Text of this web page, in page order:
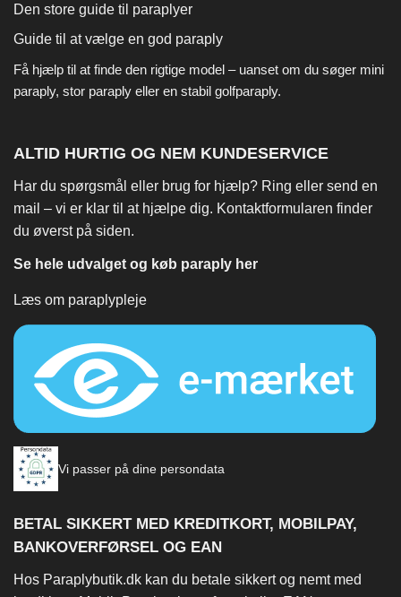
Den store guide til paraplyer
Guide til at vælge en god paraply
Få hjælp til at finde den rigtige model – uanset om du søger mini
paraply, stor paraply eller en stabil golfparaply.
ALTID HURTIG OG NEM KUNDESERVICE
Har du spørgsmål eller brug for hjælp? Ring eller send en
mail – vi er klar til at hjælpe dig. Kontaktformularen finder
du øverst på siden.
Se hele udvalget og køb paraply her
Læs om paraplypleje
Vi passer på dine persondata
BETAL SIKKERT MED KREDITKORT, MOBILPAY,
BANKOVERFØRSEL OG EAN
Hos Paraplybutik.dk kan du betale sikkert og nemt med